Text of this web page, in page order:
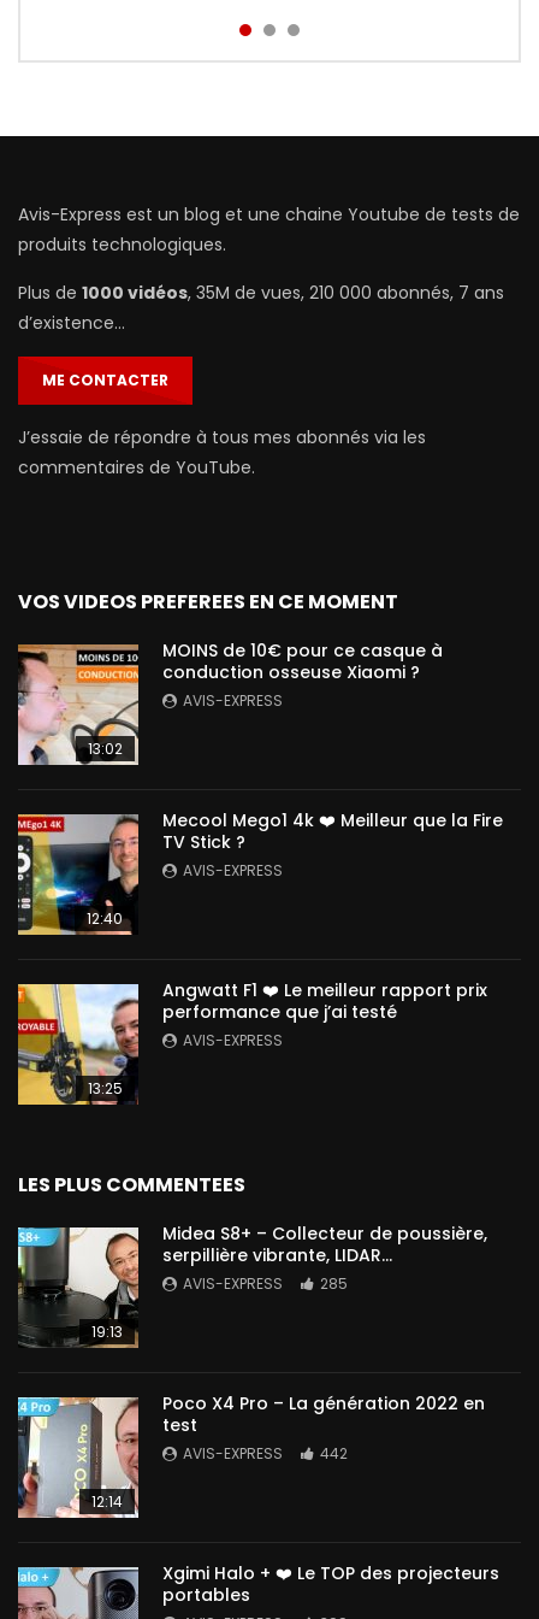
Avis-Express est un blog et une chaine Youtube de tests de
produits technologiques.
Plus de 1000 vidéos, 35M de vues, 210 000 abonnés, 7 ans
d’existence…
ME CONTACTER
J’essaie de répondre à tous mes abonnés via les
commentaires de YouTube.
VOS VIDEOS PREFEREES EN CE MOMENT
13:02
MOINS de 10€ pour ce casque à
conduction osseuse Xiaomi ?
AVIS-EXPRESS
12:40
Mecool Mego1 4k ❤️ Meilleur que la Fire
TV Stick ?
AVIS-EXPRESS
13:25
Angwatt F1 ❤️ Le meilleur rapport prix
performance que j’ai testé
AVIS-EXPRESS
LES PLUS COMMENTEES
19:13
Midea S8+ – Collecteur de poussière,
serpillière vibrante, LIDAR…
AVIS-EXPRESS 285
12:14
Poco X4 Pro – La génération 2022 en
test
AVIS-EXPRESS 442
Xgimi Halo + ❤️ Le TOP des projecteurs
portables